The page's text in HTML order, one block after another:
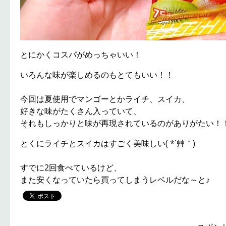
とにかくコスパがめっちゃいい！
いろんな味が楽しめるのもとてもいい！！
今回は夏使用でマンゴーとかライチ、スイカ、
好きな味がたくさん入っていて、
それもしっかりと味が再現されているのがありがたい！
とくにライチとスイカはすごく美味しい( *´艸｀)
すでに2回食べているけど、
また安くなっていたら買ってしまうレベルだな～と♪